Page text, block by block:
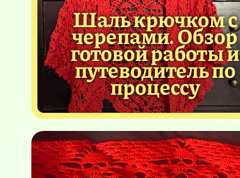
Шаль крючком с
черепами. Обзор
готовой работы и
путеводитель по
процессу